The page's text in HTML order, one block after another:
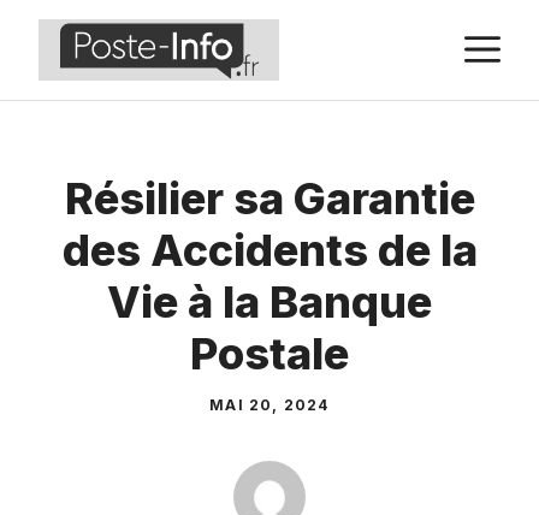
Aller
contenu
Résilier sa Garantie
des Accidents de la
Vie à la Banque
Postale
MAI 20, 2024